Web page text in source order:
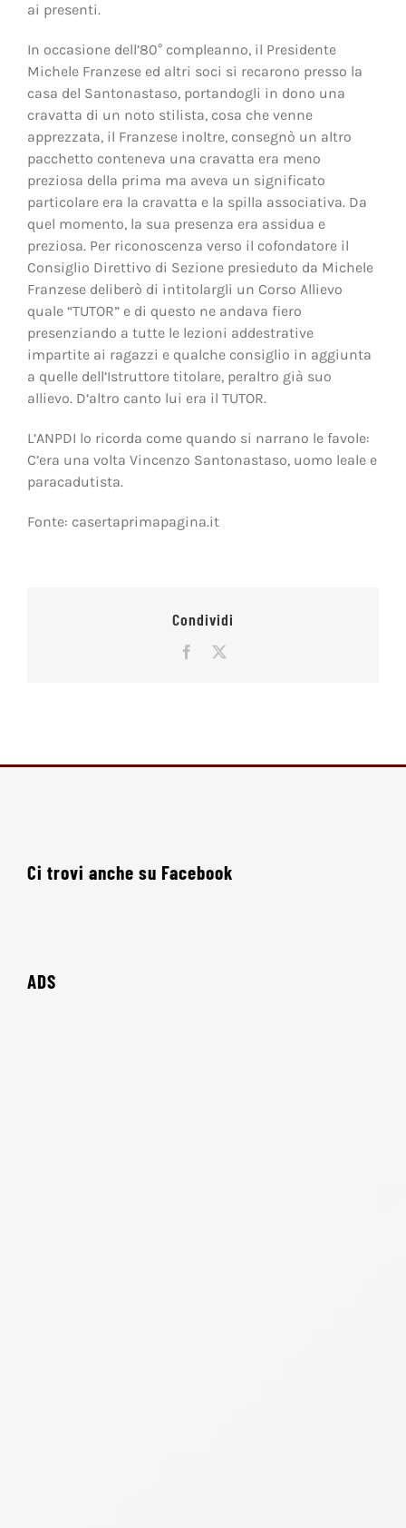
ai presenti.
In occasione dell’80° compleanno, il Presidente
Michele Franzese ed altri soci si recarono presso la
casa del Santonastaso, portandogli in dono una
cravatta di un noto stilista, cosa che venne
apprezzata, il Franzese inoltre, consegnò un altro
pacchetto conteneva una cravatta era meno
preziosa della prima ma aveva un significato
particolare era la cravatta e la spilla associativa. Da
quel momento, la sua presenza era assidua e
preziosa. Per riconoscenza verso il cofondatore il
Consiglio Direttivo di Sezione presieduto da Michele
Franzese deliberò di intitolargli un Corso Allievo
quale “TUTOR” e di questo ne andava fiero
presenziando a tutte le lezioni addestrative
impartite ai ragazzi e qualche consiglio in aggiunta
a quelle dell’Istruttore titolare, peraltro già suo
allievo. D‘altro canto lui era il TUTOR.
L’ANPDI lo ricorda come quando si narrano le favole:
C’era una volta Vincenzo Santonastaso, uomo leale e
paracadutista.
Fonte: casertaprimapagina.it
Condividi
Facebook
Ci trovi anche su Facebook
ADS